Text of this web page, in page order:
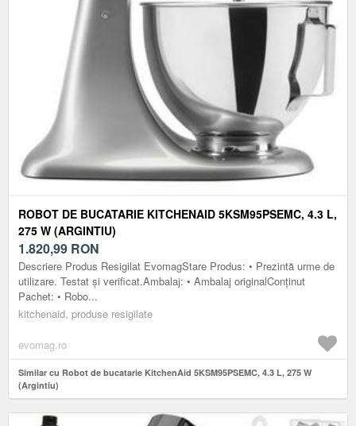
ROBOT DE BUCATARIE KITCHENAID 5KSM95PSEMC, 4.3 L,
275 W (ARGINTIU)
1.820,99 RON
Descriere Produs Resigilat EvomagStare Produs: • Prezintă urme de
utilizare. Testat și verificat.Ambalaj: • Ambalaj originalConținut
Pachet: • Robo...
kitchenaid, produse resigilate
evomag.ro
Similar cu Robot de bucatarie KitchenAid 5KSM95PSEMC, 4.3 L, 275 W
(Argintiu)